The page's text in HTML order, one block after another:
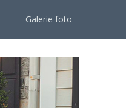
Galerie foto